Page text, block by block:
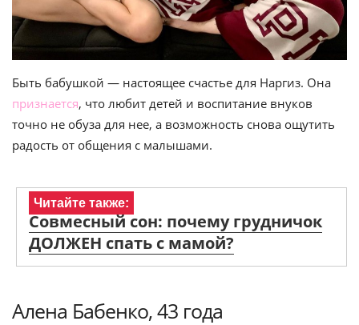
Быть бабушкой — настоящее счастье для Наргиз. Она
признается, что любит детей и воспитание внуков
точно не обуза для нее, а возможность снова ощутить
радость от общения с малышами.
Читайте также:
Совмесный сон: почему грудничок
ДОЛЖЕН спать с мамой?
Алена Бабенко, 43 года